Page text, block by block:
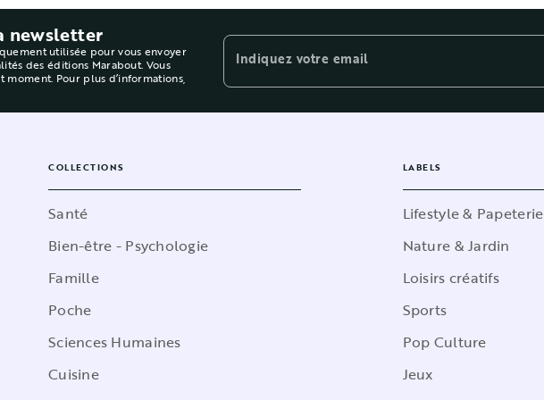
newsletter
utilisée pour vous envoyer
des éditions Marabout. Vous
Pour plus d’informations,
Indiquez votre email
COLLECTIONS
Santé
Bien-être - Psychologie
Famille
Poche
Sciences Humaines
Cuisine
LABELS
Lifestyle & Papeterie
Nature & Jardin
Loisirs créatifs
Sports
Pop Culture
Jeux